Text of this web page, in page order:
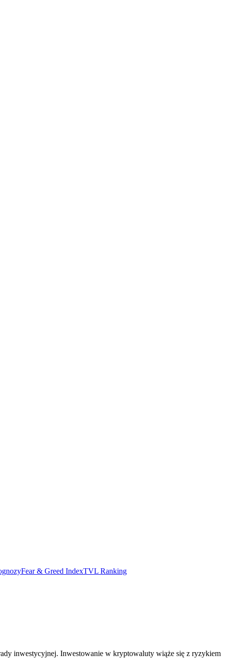
Fear & Greed IndexTVL Ranking
inwestycyjnej. Inwestowanie w kryptowaluty wiąże się z ryzykiem